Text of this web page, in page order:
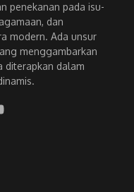
penekanan pada isu-
dan
modern. Ada unsur
menggambarkan
diterapkan dalam